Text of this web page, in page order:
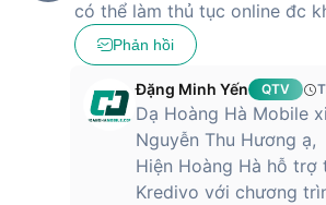
có thể làm thủ tục online đc
Phản hồi
Đặng Minh Yến QTV
Dạ Hoàng Hà Mobile
Nguyễn Thu Hương ạ,
Hiện Hoàng Hà hỗ trợ
Kredivo với chương